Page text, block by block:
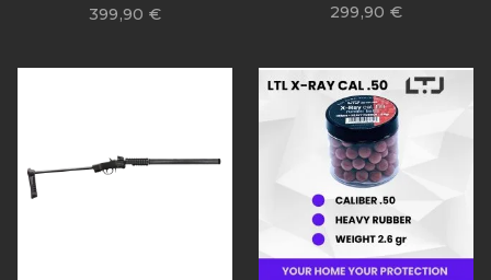
399,90 € 299,90 €